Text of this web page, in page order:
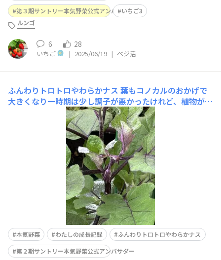
第３期サントリー本気野菜公式アンバサダー
いちご3
ルンゴ
6 28
いちご | 2025/06/19 | ベジ活
ふんわりトロトロやわらかナス 葉もコノカルのおかげで
大きくなり一時期は少し調子が悪かったけれど、植物が元
気なら復活しますね☺️1番花は風で折れたので2番花、3番
花楽しみです🎶🎶
本気野菜 わたしの成長記録
ふんわりトロトロやわらかナス
第２期サントリー本気野菜公式アンバサダー